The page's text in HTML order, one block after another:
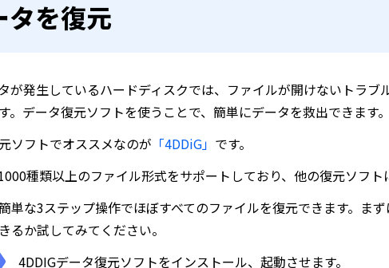
タを復元
が発生しているハードディスクでは、ファイルが開けないトラ
。データ復元ソフトを使うことで、簡単にデータを救出できます。
ソフトでオススメなのが 「4DDiG」 です。
種類以上のファイル形式をサポートしており、他の復元ソフト
単な3ステップ操作でほぼすべてのファイルを復元できます。ま
るか試してみてください。
4DDIGデータ復元ソフトをインストール、起動させます。